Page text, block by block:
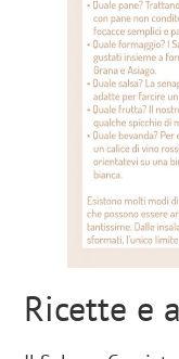
Ricette e